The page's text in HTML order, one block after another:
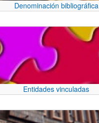
Denominación bibliográfica
Entidades vinculadas